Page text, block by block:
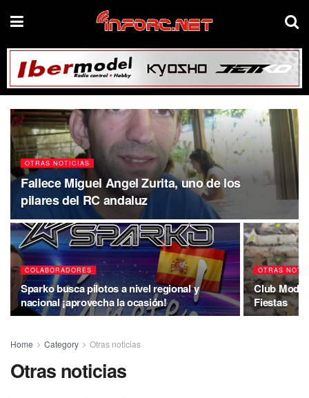
OTRAS NOTICIAS
Fallece Miguel Angel Zurita, uno de los
pilares del RC andaluz
COLABORADORES
Sparko busca pilotos a nivel regional y
nacional ¡aprovecha la ocasión!
OTRAS
Club
Fiestas
Home Category Otras noticias
Otras noticias